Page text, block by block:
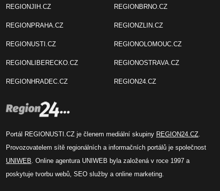
REGIONJIH.CZ
REGIONPRAHA.CZ
REGIONUSTI.CZ
REGIONLIBERECKO.CZ
REGIONHRADEC.CZ
REGIONBRNO.CZ
REGIONZLIN.CZ
REGIONOLOMOUC.CZ
REGIONOSTRAVA.CZ
REGION24.CZ
Portál REGIONUSTI.CZ je členem mediální skupiny REGION24.CZ.
Provozovatelem sítě regionálních a informačních portálů je společnost
UNIWEB. Online agentura UNIWEB byla založená v roce 1997 a
poskytuje tvorbu webů, SEO služby a online marketing.